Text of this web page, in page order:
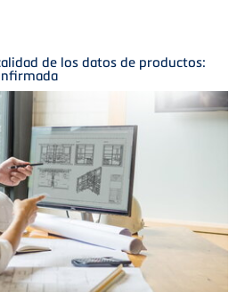
de los datos de productos: